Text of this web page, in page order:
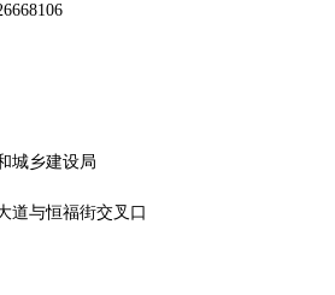
城乡建设局
道与恒福街交叉口